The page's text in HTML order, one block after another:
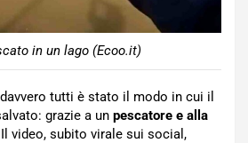
in un lago (Ecoo.it)
tutti è stato il modo in cui il
grazie a un pescatore e alla
video, subito virale sui social,